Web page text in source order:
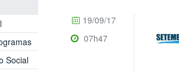
Social
19/09/17
07h47